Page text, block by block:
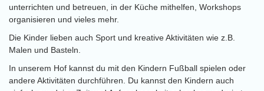
unterrichten und betreuen, in der Küche mithelfen, Workshops
organisieren und vieles mehr.
Die Kinder lieben auch Sport und kreative Aktivitäten wie z.B.
Malen und Basteln.
In unserem Hof kannst du mit den Kindern Fußball spielen oder
andere Aktivitäten durchführen. Du kannst den Kindern auch